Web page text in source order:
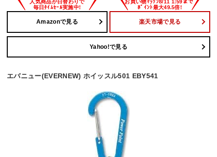
Amazonで見る 楽天市場で見る
Yahoo!で見る
エバニュー(EVERNEW) ホイッスル501 EBY541